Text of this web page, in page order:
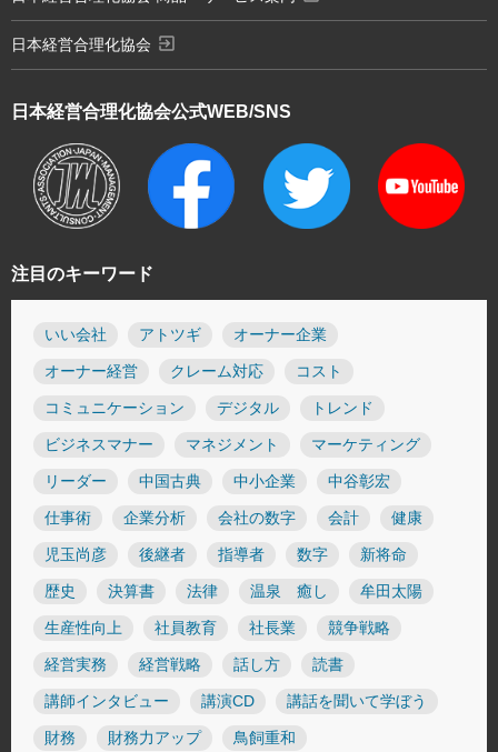
注目のキーワード
いい会社 アトツギ オーナー企業
オーナー経営 クレーム対応 コスト
コミュニケーション デジタル トレンド
ビジネスマナー マネジメント マーケティング
リーダー 中国古典 中小企業 中谷彰宏
仕事術 企業分析 会社の数字 会計 健康
児玉尚彦 後継者 指導者 数字 新将命
歴史 決算書 法律 温泉 癒し 牟田太陽
生産性向上 社員教育 社長業 競争戦略
経営実務 経営戦略 話し方 読書
講師インタビュー 講演CD 講話を聞いて学ぼう
財務 財務力アップ 鳥飼重和
日本経営合理化協会公式WEB/SNS
日本経営合理化協会 exit_to_app